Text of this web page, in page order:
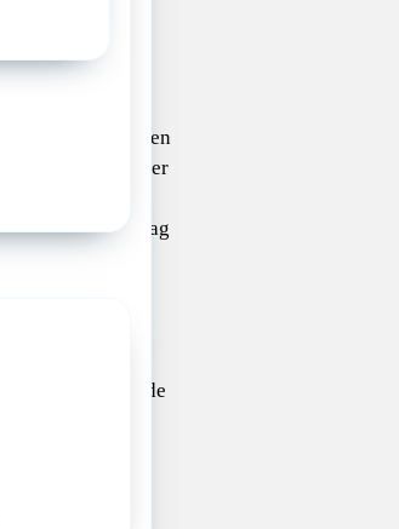
wil werken in een
Die graag meer
maken we graag
onderdeel van de
de stichting